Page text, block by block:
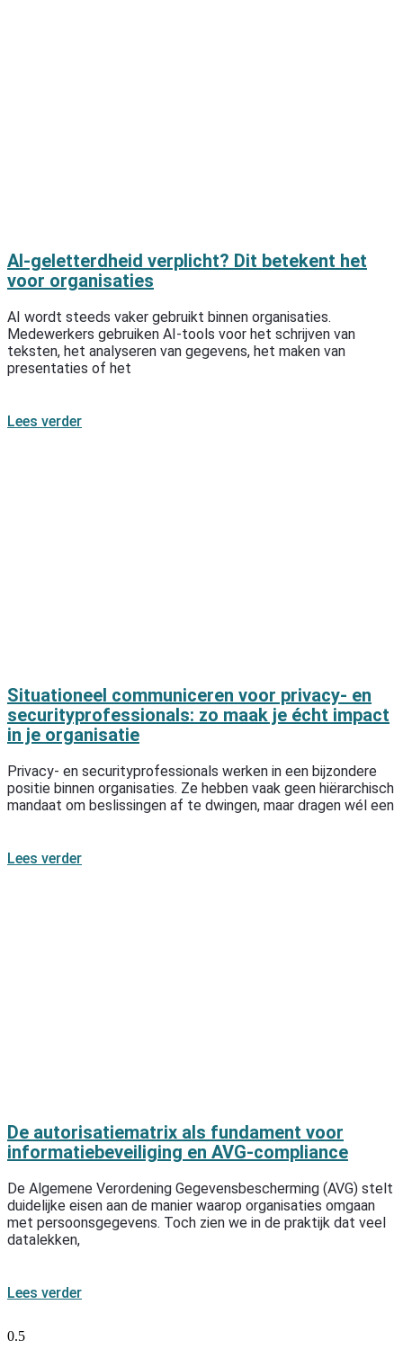
AI-geletterdheid verplicht? Dit betekent het
voor organisaties
AI wordt steeds vaker gebruikt binnen organisaties.
Medewerkers gebruiken AI-tools voor het schrijven van
teksten, het analyseren van gegevens, het maken van
presentaties of het
Lees verder
Situationeel communiceren voor privacy- en
securityprofessionals: zo maak je écht impact
in je organisatie
Privacy- en securityprofessionals werken in een bijzondere
positie binnen organisaties. Ze hebben vaak geen hiërarchisch
mandaat om beslissingen af te dwingen, maar dragen wél een
Lees verder
De autorisatiematrix als fundament voor
informatiebeveiliging en AVG-compliance
De Algemene Verordening Gegevensbescherming (AVG) stelt
duidelijke eisen aan de manier waarop organisaties omgaan
met persoonsgegevens. Toch zien we in de praktijk dat veel
datalekken,
Lees verder